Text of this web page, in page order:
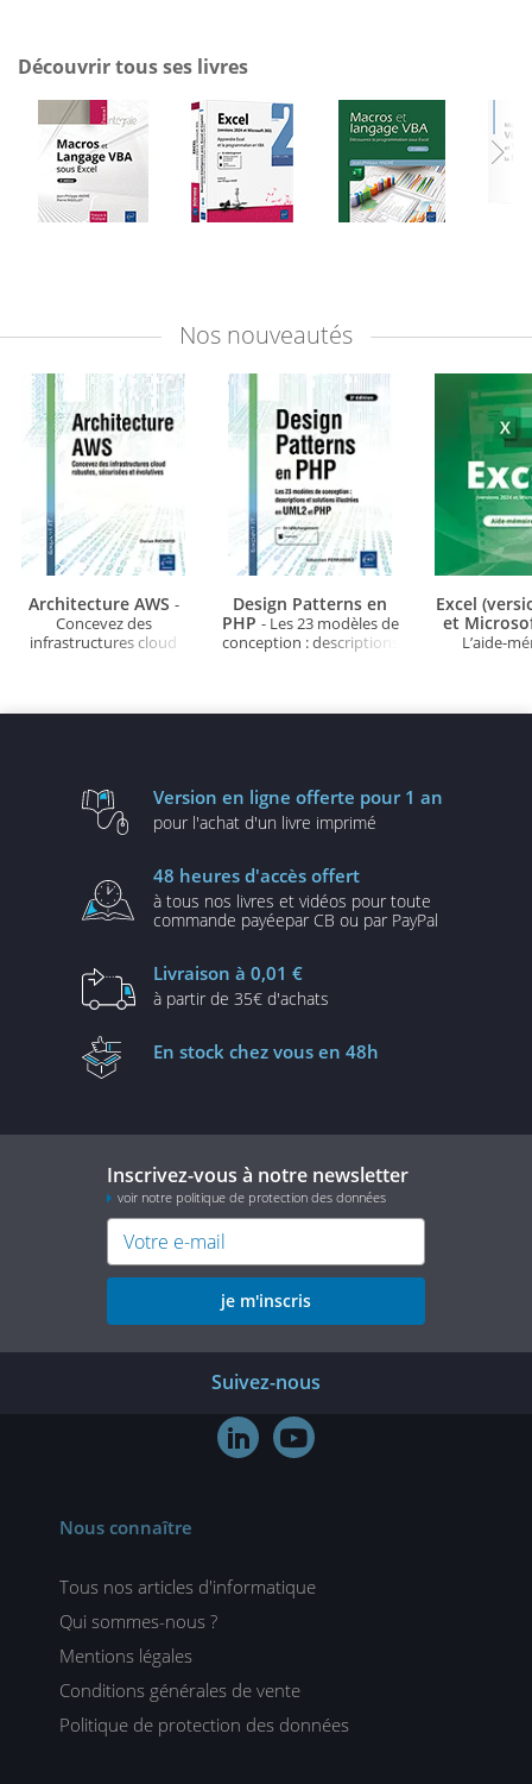
Découvrir tous ses livres
Nos nouveautés
Architecture AWS -
Concevez des
infrastructures cloud
Design Patterns en
PHP - Les 23 modèles de
conception : descriptions
Excel
et
L’aide-
Version en ligne offerte pour 1 an
pour l'achat d'un livre imprimé
48 heures d'accès offert
à tous nos livres et vidéos pour toute
commande payéepar CB ou par PayPal
Livraison à 0,01 €
à partir de 35€ d'achats
En stock chez vous en 48h
Inscrivez-vous à notre newsletter
voir notre politique de protection des données
je m'inscris
Suivez-nous
 
Nous connaître
Tous nos articles d'informatique
Qui sommes-nous ?
Mentions légales
Conditions générales de vente
Politique de protection des données